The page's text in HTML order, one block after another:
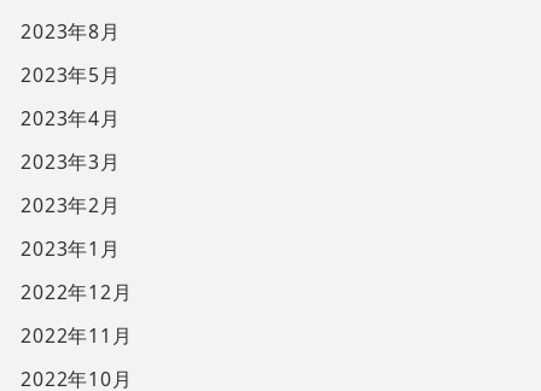
2023年8月
2023年5月
2023年4月
2023年3月
2023年2月
2023年1月
2022年12月
2022年11月
2022年10月